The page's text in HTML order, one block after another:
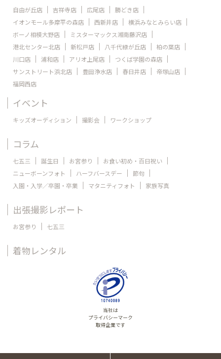
自由が丘店 吉祥寺店 広尾店
勝どき店
イオンモール多摩平の森店
西新井店
横浜みなとみらい店
ボーノ相模大野店
ミスターマックス湘南藤沢店
港北センター北店
新松戸店 八千代緑が丘店
柏の葉店
川口店
浦和店 アリオ上尾店
つくば学園の森店
サンストリート浜北店
豊田浄水店 春日井店
帝塚山店
福岡西店
イベント
キッズオーディション 撮影会 ワークショップ
コラム
七五三 誕生日 お宮参り
お食い初め・百日祝い
ニューボーンフォト
ハーフバースデー
節句
入園・入学／卒園・卒業
マタニティフォト 家族写真
出張撮影レポート
お宮参り 七五三
着物レンタル
当社は
プライバシーマーク
取得企業です